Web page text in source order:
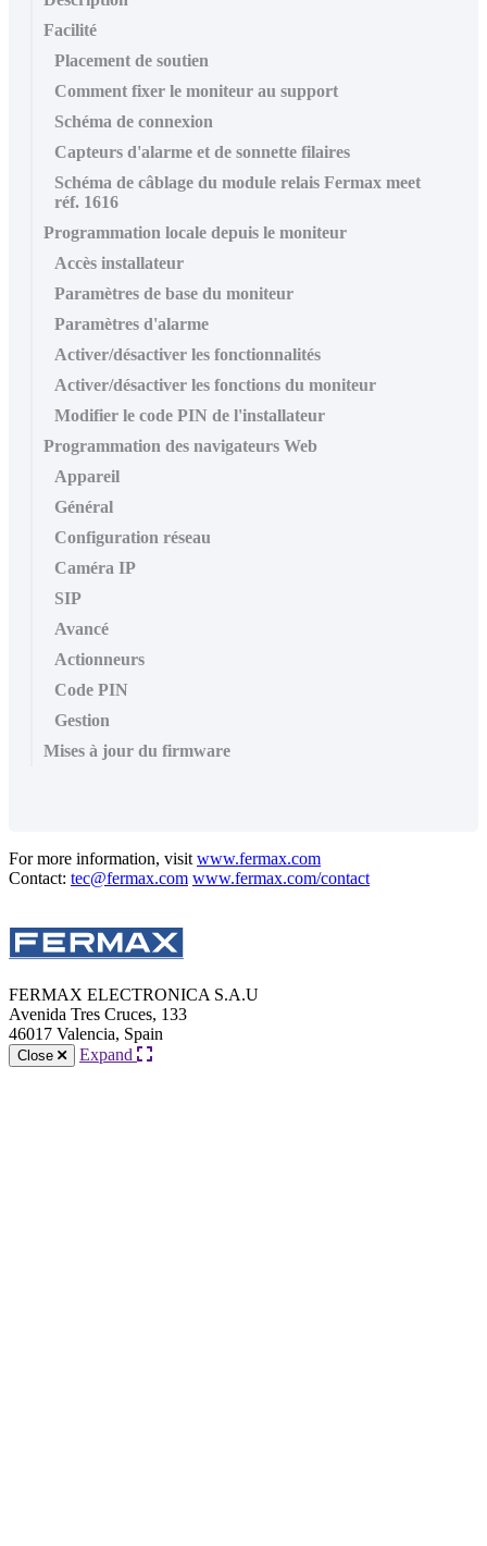
Facilité
Placement de soutien
Comment fixer le moniteur au support
Schéma de connexion
Capteurs d'alarme et de sonnette filaires
Schéma de câblage du module relais Fermax meet
réf. 1616
Programmation locale depuis le moniteur
Accès installateur
Paramètres de base du moniteur
Paramètres d'alarme
Activer/désactiver les fonctionnalités
Activer/désactiver les fonctions du moniteur
Modifier le code PIN de l'installateur
Programmation des navigateurs Web
Appareil
Général
Configuration réseau
Caméra IP
SIP
Avancé
Actionneurs
Code PIN
Gestion
Mises à jour du firmware
For more information, visit www.fermax.com
Contact: tec@fermax.com www.fermax.com/contact
FERMAX ELECTRONICA S.A.U
Avenida Tres Cruces, 133
46017 Valencia, Spain
Close Expand